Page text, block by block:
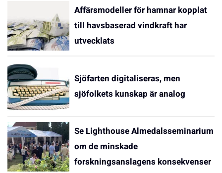
Affärsmodeller för hamnar kopplat
till havsbaserad vindkraft har
utvecklats
Sjöfarten digitaliseras, men
sjöfolkets kunskap är analog
Se Lighthouse Almedalsseminarium
om de minskade
forskningsanslagens konsekvenser